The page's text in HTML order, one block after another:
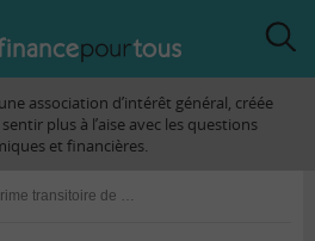
association d’intérêt général, créée
plus à l’aise avec les questions
et financières.
Prime transitoire de solidarité (PTS)